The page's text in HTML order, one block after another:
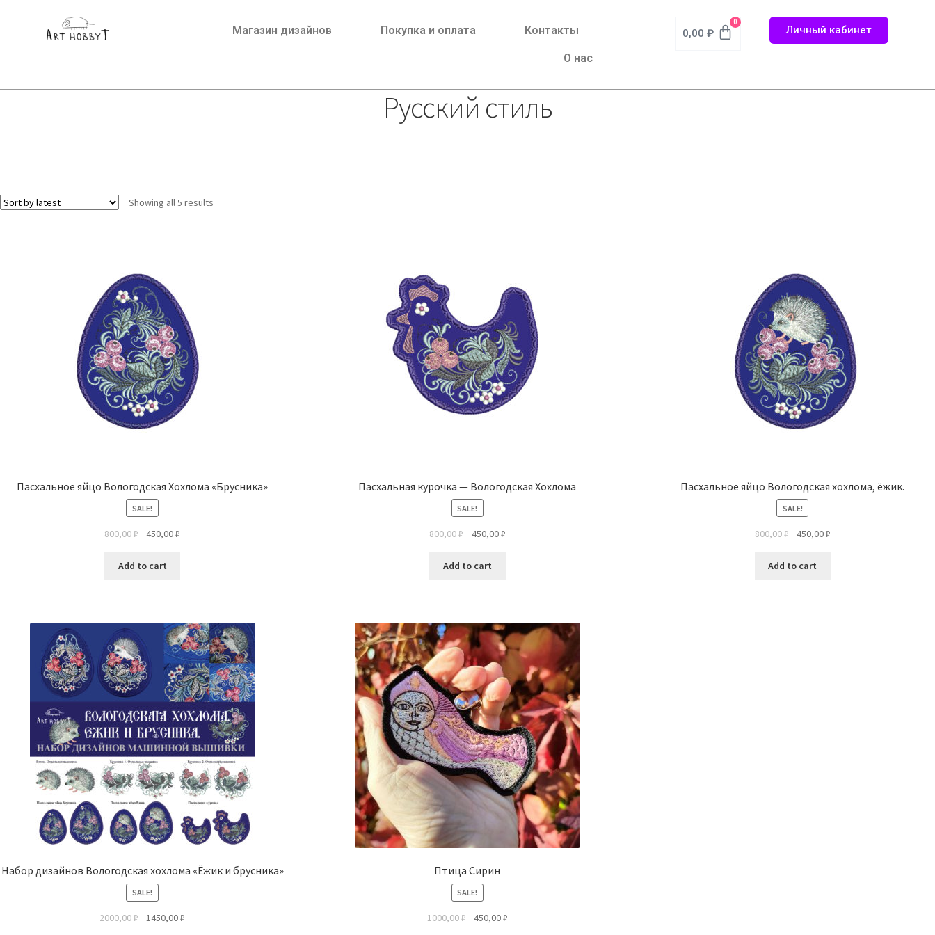
Магазин дизайнов Покупка и оплата Контакты
О нас
0,00 ₽
0
Личный кабинет
Русский стиль
Showing all 5 results
Пасхальное яйцо Вологодская Хохлома «Брусника»
SALE!
800,00₽ 450,00₽
Add to cart
Пасхальная курочка — Вологодская Хохлома
SALE!
800,00₽ 450,00₽
Add to cart
Пасхальное яйцо Вологодская хохлома, ёжик.
SALE!
800,00₽ 450,00₽
Add to cart
Набор дизайнов Вологодская хохлома «Ёжик и брусника»
SALE!
2000,00₽ 1450,00₽
Птица Сирин
SALE!
1000,00₽ 450,00₽